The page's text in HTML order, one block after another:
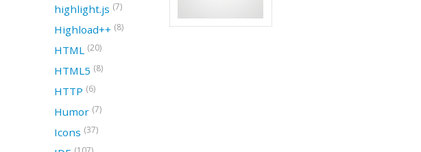
highlight.js (7)
Highload++ (8)
HTML (20)
HTML5 (8)
HTTP (6)
Humor (7)
Icons (37)